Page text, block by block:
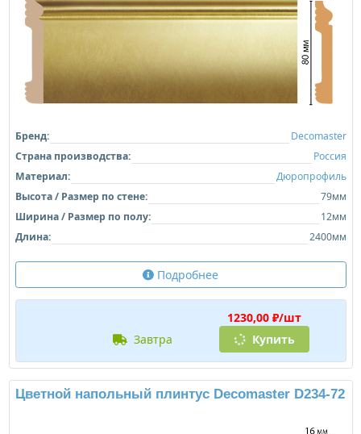
Бренд:
Decomaster
Страна производства:
Россия
Материал:
Дюропрофиль
Высота / Размер по стене:
79мм
Ширина / Размер по полу:
12мм
Длина:
2400мм
Подробнее
1230,00 ₽/шт
завтра
Купить
Цветной напольный плинтус Decomaster D234-72